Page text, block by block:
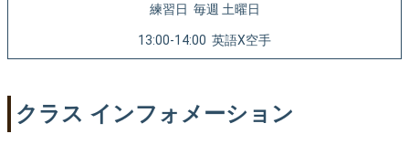
練習日 毎週 土曜日
13:00-14:00 英語X空手
クラス インフォメーション